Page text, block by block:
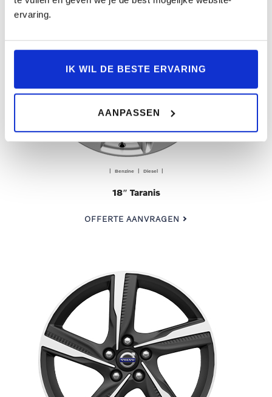
ervaring.
IK WIL DE BESTE ERVARING
AANPASSEN
| Benzine | Diesel |
18″ Taranis
OFFERTE AANVRAGEN